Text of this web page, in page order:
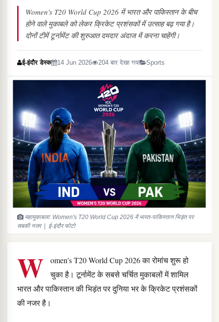
Women's T20 World Cup 2026 में भारत और पाकिस्तान के बीच
होने वाले मुकाबले को लेकर क्रिकेट प्रशंसकों में उत्साह बढ़ गया है।
दोनों टीमें टूर्नामेंट की शुरुआत दमदार अंदाज में करना चाहेंगी।
ई-इंदौर डेस्क 14 Jun 2026 204 बार देखा गया Sports
महामुकाबला: Women's T20 World Cup 2026 में भारत-पाकिस्तान भिड़ंत पर
सबकी नजर | ई-इंदौर फोटो
W
omen's T20 World Cup 2026 का रोमांच शुरू हो
चुका है। टूर्नामेंट के सबसे चर्चित मुकाबलों में शामिल
भारत और पाकिस्तान की भिड़ंत पर दुनिया भर के क्रिकेट प्रशंसकों
की नजर है।